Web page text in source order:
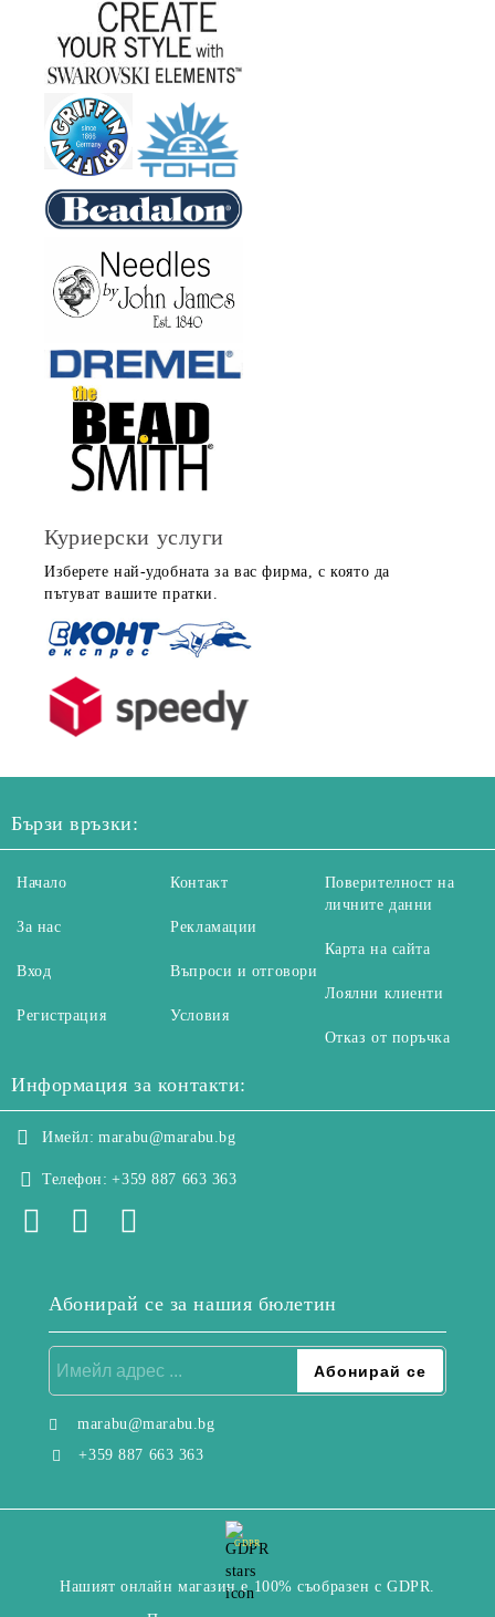
Куриерски услуги
Изберете най-удобната за вас фирма, с която да
пътуват вашите пратки.
Бързи връзки:
Начало
За нас
Вход
Регистрация
Контакт
Рекламации
Въпроси и отговори
Условия
Поверителност на
личните данни
Карта на сайта
Лоялни клиенти
Отказ от поръчка
Информация за контакти:
Имейл: marabu@marabu.bg
Телефон: +359 887 663 363
Абонирай се за нашия бюлетин
marabu@marabu.bg
+359 887 663 363
GDPR
Нашият онлайн магазин е 100% съобразен с GDPR.